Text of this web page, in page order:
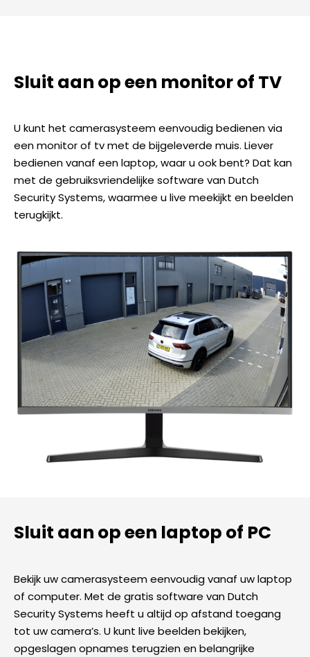
Sluit aan op een monitor of TV
U kunt het camerasysteem eenvoudig bedienen via
een monitor of tv met de bijgeleverde muis. Liever
bedienen vanaf een laptop, waar u ook bent? Dat kan
met de gebruiksvriendelijke software van Dutch
Security Systems, waarmee u live meekijkt en beelden
terugkijkt.
Sluit aan op een laptop of PC
Bekijk uw camerasysteem eenvoudig vanaf uw laptop
of computer. Met de gratis software van Dutch
Security Systems heeft u altijd op afstand toegang
tot uw camera’s. U kunt live beelden bekijken,
opgeslagen opnames terugzien en belangrijke